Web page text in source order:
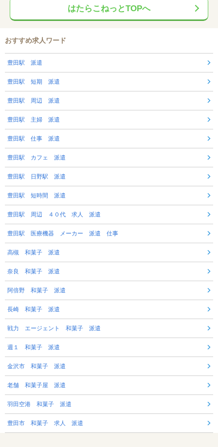
はたらこねっとTOPへ
おすすめ求人ワード
豊田駅 派遣
豊田駅 短期 派遣
豊田駅 周辺 派遣
豊田駅 主婦 派遣
豊田駅 仕事 派遣
豊田駅 カフェ 派遣
豊田駅 日野駅 派遣
豊田駅 短時間 派遣
豊田駅 周辺 ４０代 求人 派遣
豊田駅 医療機器 メーカー 派遣 仕事
高槻 和菓子 派遣
奈良 和菓子 派遣
阿倍野 和菓子 派遣
長崎 和菓子 派遣
戦力 エージェント 和菓子 派遣
週１ 和菓子 派遣
金沢市 和菓子 派遣
老舗 和菓子屋 派遣
羽田空港 和菓子 派遣
豊田市 和菓子 求人 派遣